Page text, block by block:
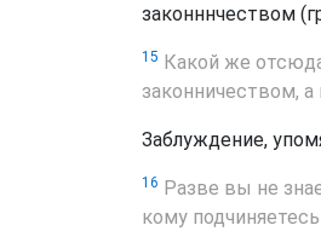
законннчеством
15 Какой же
законничеством,
Заблуждение,
16 Разве вы не
кому